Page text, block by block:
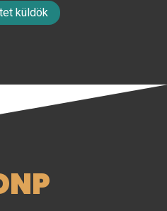
küldök